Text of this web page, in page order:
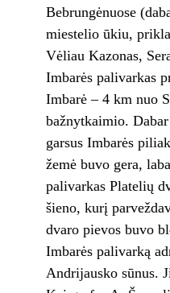
Bebrungėnuose
miestelio ūkiu,
Vėliau Kazonas,
Imbarės palivarkas
Imbarė – 4 km nuo
bažnytkaimio.
garsus Imbarės
žemė buvo gera,
palivarkas Platelių
šieno, kurį
dvaro pievos buvo
Imbarės palivarką
Andrijausko sūnus.